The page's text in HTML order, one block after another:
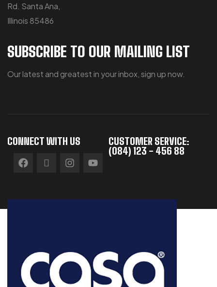
Rd. Santa Ana,
Illinois 85486
SUBSCRIBE TO OUR MAILING LIST
Our latest and greatest in your inbox, sign up now.
CONNECT WITH US
CUSTOMER SERVICE:
(084) 123 - 456 88